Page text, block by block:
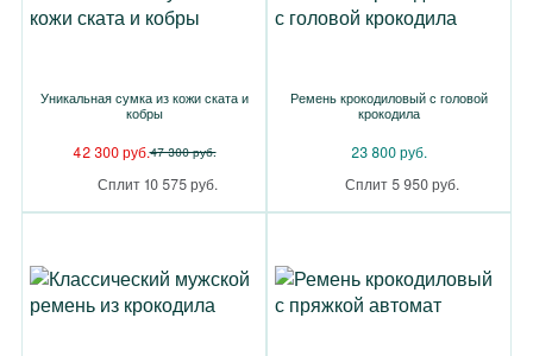
Уникальная сумка из кожи ската и
кобры
42 300 руб.47 300 руб.
Сплит 10 575 руб.
Ремень крокодиловый с головой
крокодила
23 800 руб.
Сплит 5 950 руб.